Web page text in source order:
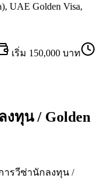
UAE Golden Visa,
เริ่ม 150,000 บาท
งทุน / Golden
ารวีซ่านักลงทุน /